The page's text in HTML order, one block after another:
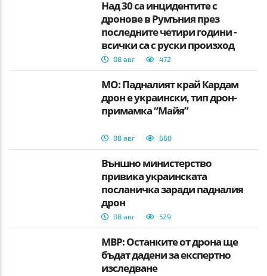
Над 30 са инцидентите с
дронове в Румъния през
последните четири години -
всички са с руски произход
08 авг 472
МО: Падналият край Кардам
дрон е украински, тип дрон-
примамка “Майя”
08 авг 660
Външно министерство
привика украинската
посланичка заради падналия
дрон
08 авг 529
МВР: Останките от дрона ще
бъдат дадени за експертно
изследване